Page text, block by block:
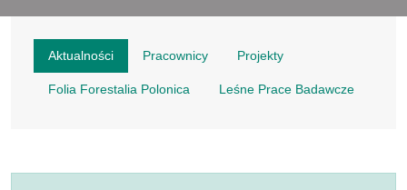
Aktualności Pracownicy Projekty
Folia Forestalia Polonica Leśne Prace Badawcze